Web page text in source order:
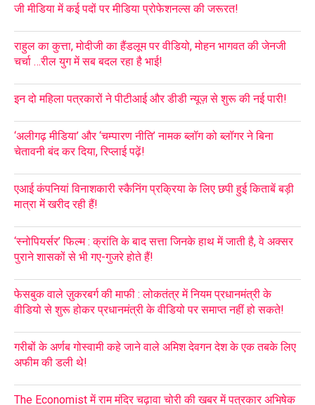
जी मीडिया में कई पदों पर मीडिया प्रोफेशनल्स की जरूरत!
राहुल का कुत्ता, मोदीजी का हैंडलूम पर वीडियो, मोहन भागवत की जेनजी
चर्चा …रील युग में सब बदल रहा है भाई!
इन दो महिला पत्रकारों ने पीटीआई और डीडी न्यूज़ से शुरू की नई पारी!
‘अलीगढ़ मीडिया’ और ‘चम्पारण नीति’ नामक ब्लॉग को ब्लॉगर ने बिना
चेतावनी बंद कर दिया, रिप्लाई पढ़ें!
एआई कंपनियां विनाशकारी स्कैनिंग प्रक्रिया के लिए छपी हुई किताबें बड़ी
मात्रा में खरीद रही हैं!
‘स्नोपियर्सर’ फिल्म : क्रांति के बाद सत्ता जिनके हाथ में जाती है, वे अक्सर
पुराने शासकों से भी गए-गुजरे होते हैं!
फेसबुक वाले ज़ुकरबर्ग की माफी : लोकतंत्र में नियम प्रधानमंत्री के
वीडियो से शुरू होकर प्रधानमंत्री के वीडियो पर समाप्त नहीं हो सकते!
गरीबों के अर्णब गोस्वामी कहे जाने वाले अमिश देवगन देश के एक तबके लिए
अफीम की डली थे!
The Economist में राम मंदिर चढ़ावा चोरी की खबर में पत्रकार अभिषेक